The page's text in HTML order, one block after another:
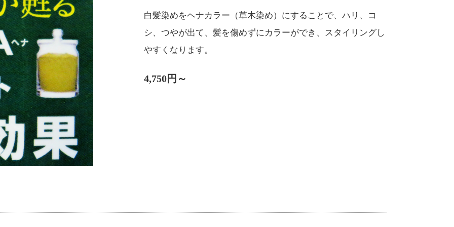
白髪染めをヘナカラー（草木染め）にすることで、ハリ、コ
シ、つやが出て、髪を傷めずにカラーができ、スタイリングし
やすくなります。
4,750円～